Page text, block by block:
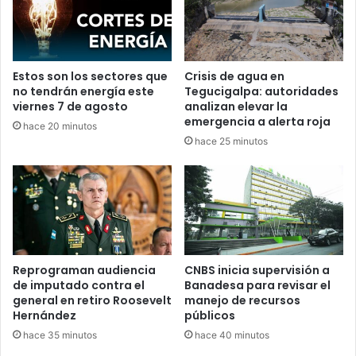
Estos son los sectores que
no tendrán energía este
viernes 7 de agosto
hace 20 minutos
Crisis de agua en
Tegucigalpa: autoridades
analizan elevar la
emergencia a alerta roja
hace 25 minutos
Reprograman audiencia
de imputado contra el
general en retiro Roosevelt
Hernández
hace 35 minutos
CNBS inicia supervisión a
Banadesa para revisar el
manejo de recursos
públicos
hace 40 minutos